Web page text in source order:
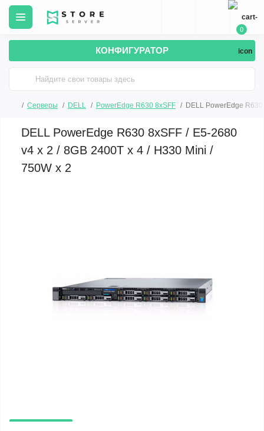
КОНФИГУРАТОР
0
Серверы DELL PowerEdge R630 8xSFF DELL PowerEdge
DELL PowerEdge R630 8xSFF / E5-2680
v4 x 2 / 8GB 2400T x 4 / H330 Mini /
750W x 2